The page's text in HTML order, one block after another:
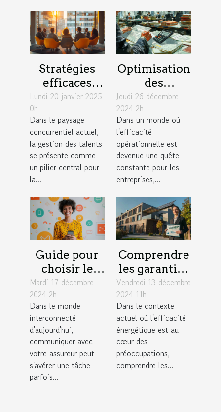
Stratégies
efficaces
pour une
gestion des
talents
durable en
entreprise
Lundi 20 janvier 2025
0h
Dans le paysage
concurrentiel actuel,
la gestion des talents
se présente comme
un pilier central pour
la...
Optimisation
des
processus de
paie en
fonction des
conventions
collectives
Jeudi 26 décembre
2024 2h
Dans un monde où
l'efficacité
opérationnelle est
devenue une quête
constante pour les
entreprises,...
Guide pour
choisir le
meilleur
moyen de
contact avec
votre
assureur
Mardi 17 décembre
2024 2h
Dans le monde
interconnecté
d'aujourd'hui,
communiquer avec
votre assureur peut
s'avérer une tâche
parfois...
Comprendre
les garanties
d'une
assurance
pour audits
énergétiques
Vendredi 13 décembre
2024 11h
Dans le contexte
actuel où l'efficacité
énergétique est au
cœur des
préoccupations,
comprendre les...